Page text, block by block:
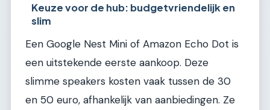
Keuze voor de hub: budgetvriendelijk en
slim
Een Google Nest Mini of Amazon Echo Dot is
een uitstekende eerste aankoop. Deze
slimme speakers kosten vaak tussen de 30
en 50 euro, afhankelijk van aanbiedingen. Ze